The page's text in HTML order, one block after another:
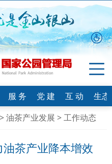
服 务 党 建 互 动
生
>油茶产业发展 >工作动态
茶产业降本增效